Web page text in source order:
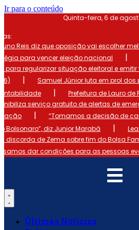
Ir para o conteúdo
Quinta-feira, 6 de
Reis diz que oposição vai escolher
para vencer eleição nacional
|
para regularizar situação eleitoral e
|
Samuel Júnior luta em prol dos
|
Prefeitura de Lauro de
serviço gratuito de alertas de
|
“Tomamos a decisão de
Bolsonaro”, diz Junior Marabá
|
discorda de Zema sobre fim do Bolsa
dar condições para as pessoas
Últimas Notícias